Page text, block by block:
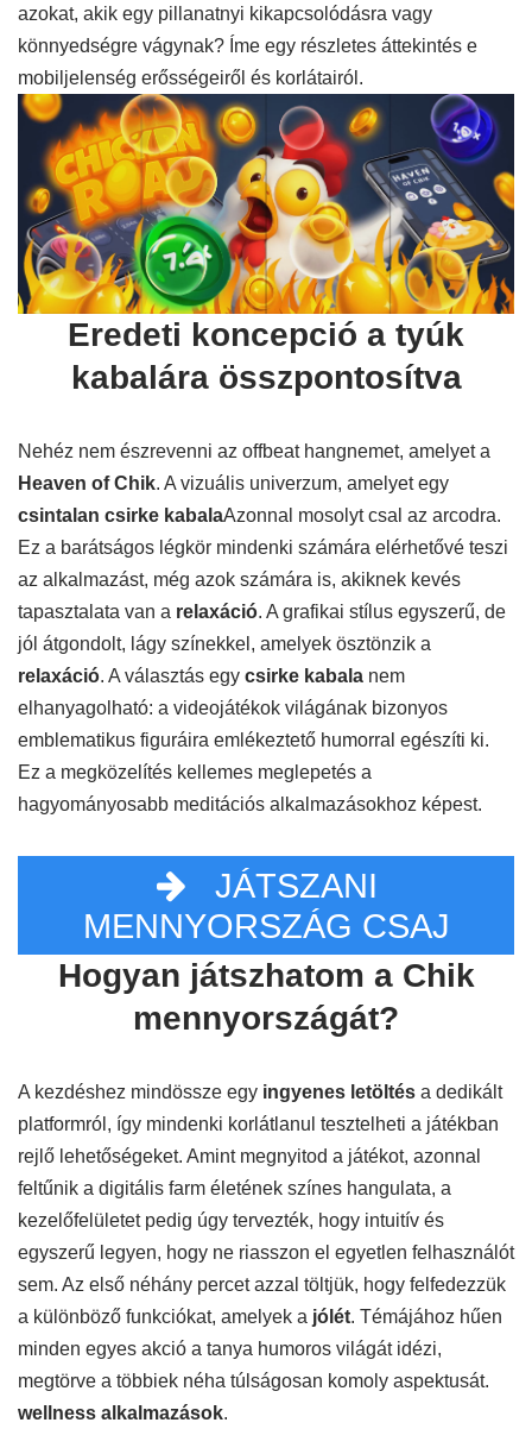
azokat, akik egy pillanatnyi kikapcsolódásra vagy
könnyedségre vágynak? Íme egy részletes áttekintés e
mobiljelenség erősségeiről és korlátairól.
Eredeti koncepció a tyúk
kabalára összpontosítva
Nehéz nem észrevenni az offbeat hangnemet, amelyet a
Heaven of Chik. A vizuális univerzum, amelyet egy
csintalan csirke kabalaAzonnal mosolyt csal az arcodra.
Ez a barátságos légkör mindenki számára elérhetővé teszi
az alkalmazást, még azok számára is, akiknek kevés
tapasztalata van a relaxáció. A grafikai stílus egyszerű, de
jól átgondolt, lágy színekkel, amelyek ösztönzik a
relaxáció. A választás egy csirke kabala nem
elhanyagolható: a videojátékok világának bizonyos
emblematikus figuráira emlékeztető humorral egészíti ki.
Ez a megközelítés kellemes meglepetés a
hagyományosabb meditációs alkalmazásokhoz képest.
JÁTSZANI
MENNYORSZÁG CSAJ
Hogyan játszhatom a Chik
mennyországát?
A kezdéshez mindössze egy ingyenes letöltés a dedikált
platformról, így mindenki korlátlanul tesztelheti a játékban
rejlő lehetőségeket. Amint megnyitod a játékot, azonnal
feltűnik a digitális farm életének színes hangulata, a
kezelőfelületet pedig úgy tervezték, hogy intuitív és
egyszerű legyen, hogy ne riasszon el egyetlen felhasználót
sem. Az első néhány percet azzal töltjük, hogy felfedezzük
a különböző funkciókat, amelyek a jólét. Témájához hűen
minden egyes akció a tanya humoros világát idézi,
megtörve a többiek néha túlságosan komoly aspektusát.
wellness alkalmazások.